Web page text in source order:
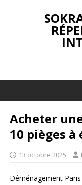
Acheter
10 pièges
13 octobre 2025
Déménagement Paris